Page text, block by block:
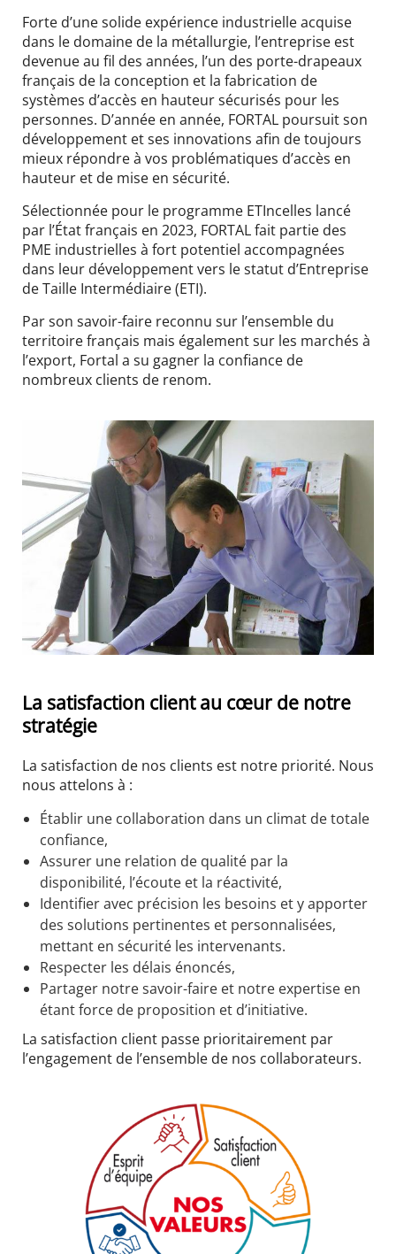
Forte d’une solide expérience industrielle acquise
dans le domaine de la métallurgie, l’entreprise est
devenue au fil des années, l’un des porte-drapeaux
français de la conception et la fabrication de
systèmes d’accès en hauteur sécurisés pour les
personnes. D’année en année, FORTAL poursuit son
développement et ses innovations afin de toujours
mieux répondre à vos problématiques d’accès en
hauteur et de mise en sécurité.
Sélectionnée pour le programme ETIncelles lancé
par l’État français en 2023, FORTAL fait partie des
PME industrielles à fort potentiel accompagnées
dans leur développement vers le statut d’Entreprise
de Taille Intermédiaire (ETI).
Par son savoir-faire reconnu sur l’ensemble du
territoire français mais également sur les marchés à
l’export, Fortal a su gagner la confiance de
nombreux clients de renom.
La satisfaction client au cœur de notre
stratégie
La satisfaction de nos clients est notre priorité. Nous
nous attelons à :
Établir une collaboration dans un climat de totale
confiance,
Assurer une relation de qualité par la
disponibilité, l’écoute et la réactivité,
Identifier avec précision les besoins et y apporter
des solutions pertinentes et personnalisées,
mettant en sécurité les intervenants.
Respecter les délais énoncés,
Partager notre savoir-faire et notre expertise en
étant force de proposition et d’initiative.
La satisfaction client passe prioritairement par
l’engagement de l’ensemble de nos collaborateurs.